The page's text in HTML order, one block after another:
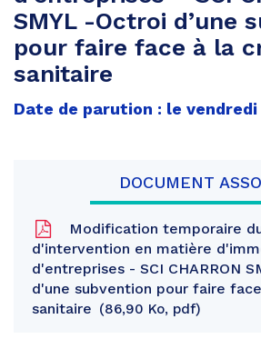
SMYL -Octroi d’une
pour faire face à la
sanitaire
Date de parution : le
DOCUMENT
Modification temporaire
d'intervention en matière
d'entreprises - SCI CHARRON
d'une subvention pour faire
sanitaire
86,90 Ko, pdf